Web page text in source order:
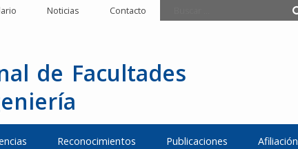
Noticias Contacto
de Facultades
Reconocimientos Publicaciones Afiliación